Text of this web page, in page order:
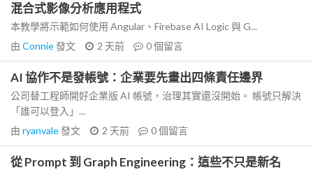
混合式影像分析應用程式
本教學將示範如何使用 Angular、Firebase AI Logic 與 G...
由 Connie發文 2 天前 0個留言
AI 協作不是發帳號：企業要先畫出四條責任邊界
公司替工程師開好企業版 AI 帳號，治理其實還沒開始。 帳號只解決
「誰可以登入」...
由 ryanvale發文 2 天前 0個留言
從 Prompt 到 Graph Engineering：這些不只是新名